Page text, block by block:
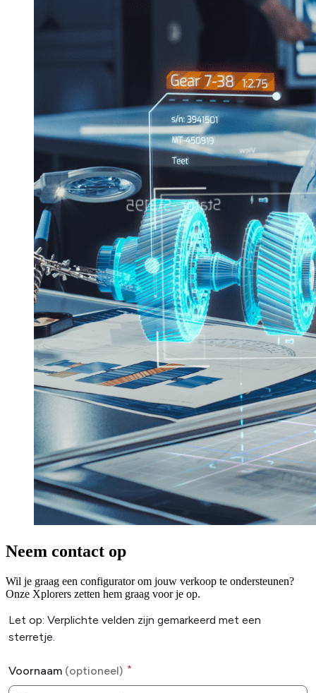
Neem contact op
Wil je graag een configurator om jouw verkoop te ondersteunen?
Onze Xplorers zetten hem graag voor je op.